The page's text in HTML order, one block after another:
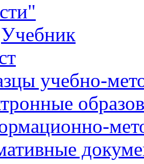
Учебник
учебно-